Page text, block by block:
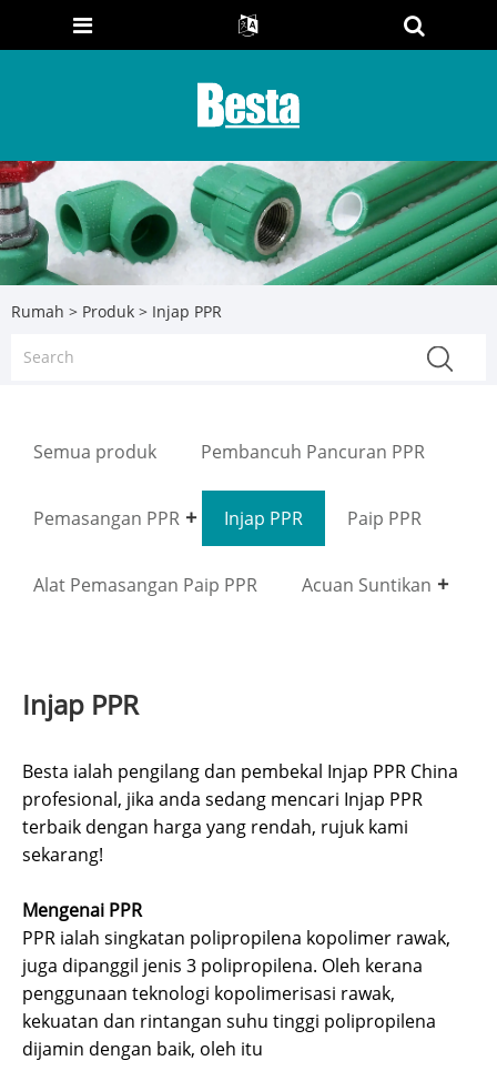
Rumah > Produk > Injap PPR
Semua produk Pembancuh Pancuran PPR
Pemasangan PPR Injap PPR Paip PPR
Alat Pemasangan Paip PPR Acuan Suntikan
Injap PPR
Besta ialah pengilang dan pembekal Injap PPR China
profesional, jika anda sedang mencari Injap PPR
terbaik dengan harga yang rendah, rujuk kami
sekarang!
Mengenai PPR
PPR ialah singkatan polipropilena kopolimer rawak,
juga dipanggil jenis 3 polipropilena. Oleh kerana
penggunaan teknologi kopolimerisasi rawak,
kekuatan dan rintangan suhu tinggi polipropilena
dijamin dengan baik, oleh itu